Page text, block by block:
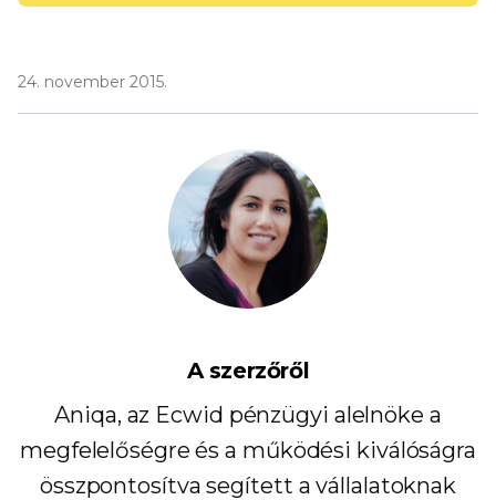
24. november 2015.
A szerzőről
Aniqa, az Ecwid pénzügyi alelnöke a
megfelelőségre és a működési kiválóságra
összpontosítva segített a vállalatoknak